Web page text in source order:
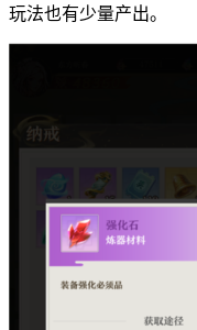
玩法也有少量产出。